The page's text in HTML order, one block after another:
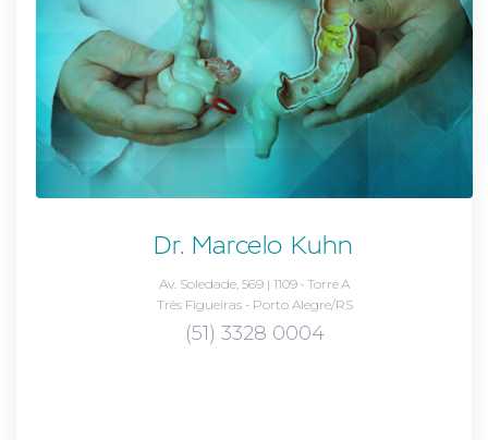
Dr. Marcelo Kuhn
Av. Soledade, 569 | 1109 - Torre A
Três Figueiras - Porto Alegre/RS
(51) 3328 0004